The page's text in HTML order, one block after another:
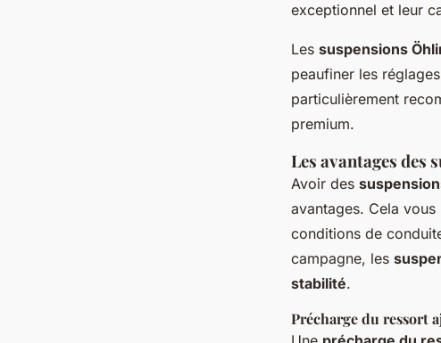
exceptionnel et leur
Les suspensions
peaufiner les
particulièrement
premium.
Les avantages des
Avoir des
avantages. Cela
conditions de
campagne, les
stabilité.
Précharge du ressort